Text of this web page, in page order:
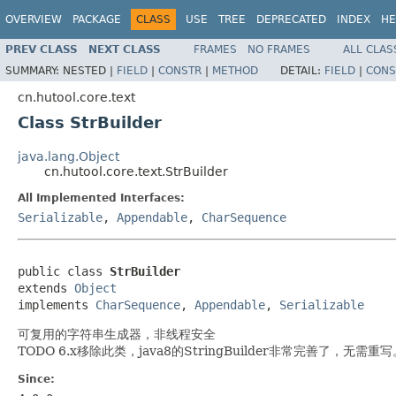
OVERVIEW PACKAGE CLASS USE TREE DEPRECATED INDEX
PREV CLASS NEXT CLASS FRAMES NO FRAMES
ALL
SUMMARY: NESTED | FIELD | CONSTR | METHOD DETAIL: FIELD |
cn.hutool.core.text
Class StrBuilder
java.lang.Object
cn.hutool.core.text.StrBuilder
All Implemented Interfaces:
Serializable, Appendable, CharSequence
public class StrBuilder
extends Object
implements CharSequence, Appendable, Serializable
可复用的字符串生成器，非线程安全
TODO 6.x移除此类，java8的StringBuilder非常完善了，无需重写
Since: